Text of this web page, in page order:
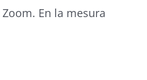
En la mesura